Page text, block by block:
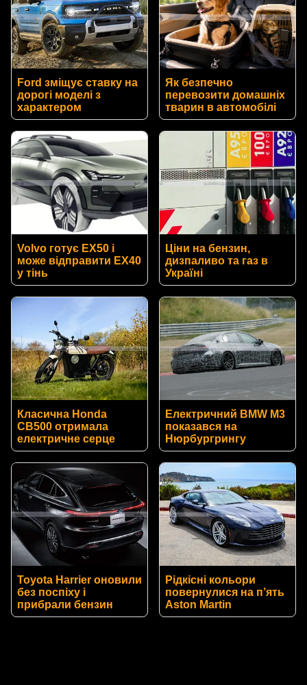
Ford зміщує ставку на
дорогі моделі з
характером
Як безпечно
перевозити домашніх
тварин в автомобілі
Volvo готує EX50 і
може відправити EX40
у тінь
Ціни на бензин,
дизпаливо та газ в
Україні
Класична Honda
CB500 отримала
електричне серце
Електричний BMW M3
показався на
Нюрбургрингу
Toyota Harrier оновили
без поспіху і
прибрали бензин
Рідкісні кольори
повернулися на п’ять
Aston Martin